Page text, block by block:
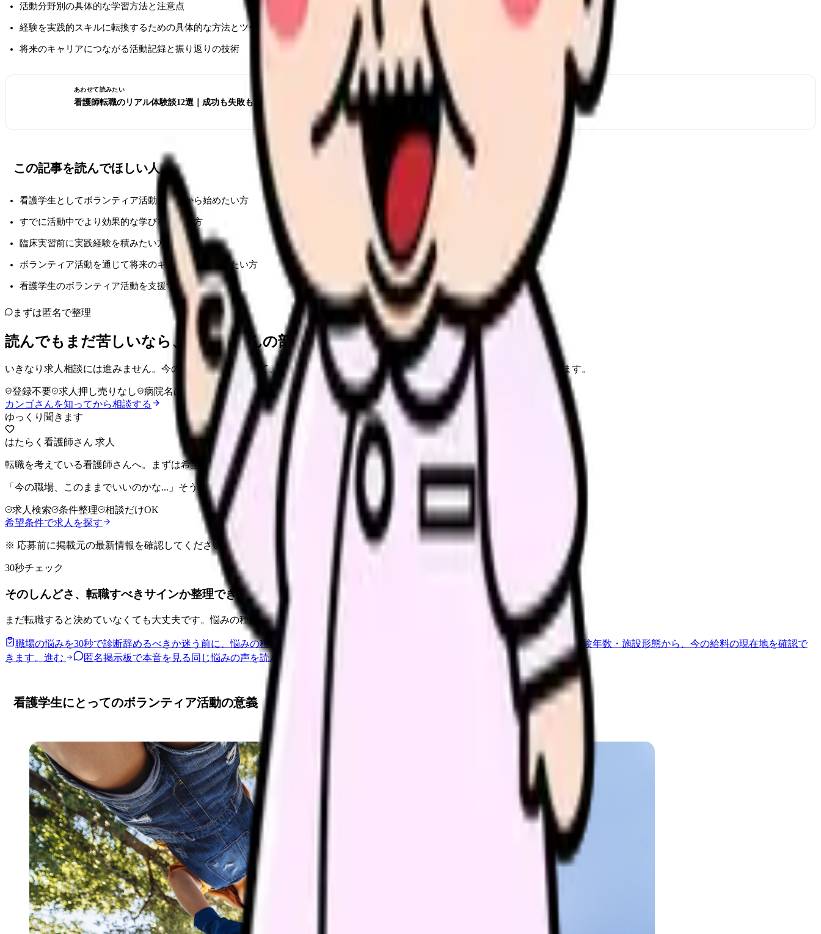
活動分野別の具体的な学習方法と注意点
経験を実践的スキルに転換するための具体的な方法とツール
将来のキャリアにつながる活動記録と振り返りの技術
あわせて読みたい
看護師転職のリアル体験談12選｜成功も失敗も全部見せます
この記事を読んでほしい人
看護学生としてボランティア活動をこれから始めたい方
すでに活動中でより効果的な学びを得たい方
臨床実習前に実践経験を積みたい方
ボランティア活動を通じて将来のキャリアに活かしたい方
看護学生のボランティア活動を支援する教職員の方
まずは匿名で整理
読んでもまだ苦しいなら、カンゴさんの部屋で少し話してみませんか。
いきなり求人相談には進みません。今の気持ちを吐き出して、何がつらいのか、辞めるべきか、少し休むべきかを一緒に整理します。
登録不要 求人押し売りなし
病院名は入力不要
カンゴさんを知ってから相談する
ゆっくり聞きます
はたらく看護師さん 求人
転職を考えている看護師さんへ。まずは希望条件を整理して、求人を見比べられます。
「今の職場、このままでいいのかな...」そう感じたら、求人票の条件と応募前に確認したい不安を分けて整理してみてください。
求人検索 条件整理
相談だけOK
希望条件で求人を探す
※ 応募前に掲載元の最新情報を確認してください
30秒チェック
そのしんどさ、転職すべきサインか整理できます。
まだ転職すると決めていなくても大丈夫です。悩みの種類と続いている期間から、次に見るべき記事と相談先を出します。
職場の悩みを30秒で診断辞めるべきか迷う前に、悩みの種類と次の一歩を整理します。 給料コンパスで比較する地域・経験年数・施設形態から、今の給料の現在地を確認で
きます。 進む 匿名掲示板で本音を見る 同じ悩みの声を読んで、今の職場だけの問題か確かめられます。
看護学生にとってのボランティア活動の意義